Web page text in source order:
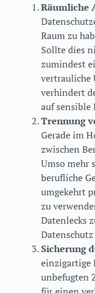
Räumliche
Raum zu
Sollte dies
zumindest
vertrauliche
verhindert
auf sensible
Trennung
Gerade im
zwischen
Umso mehr
berufliche
umgekehrt
zu
Datenlecks
Sicherung
einzigartige
unbefugten